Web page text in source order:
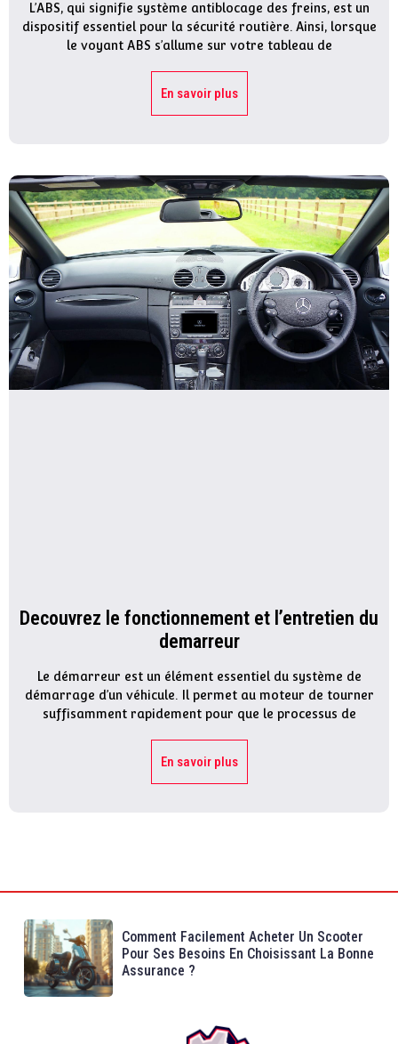
L’ABS, qui signifie système antiblocage des freins, est un
dispositif essentiel pour la sécurité routière. Ainsi, lorsque
le voyant ABS s’allume sur votre tableau de
En savoir plus
Decouvrez le fonctionnement et l’entretien du
demarreur
Le démarreur est un élément essentiel du système de
démarrage d’un véhicule. Il permet au moteur de tourner
suffisamment rapidement pour que le processus de
En savoir plus
Comment Facilement Acheter Un Scooter
Pour Ses Besoins En Choisissant La Bonne
Assurance ?